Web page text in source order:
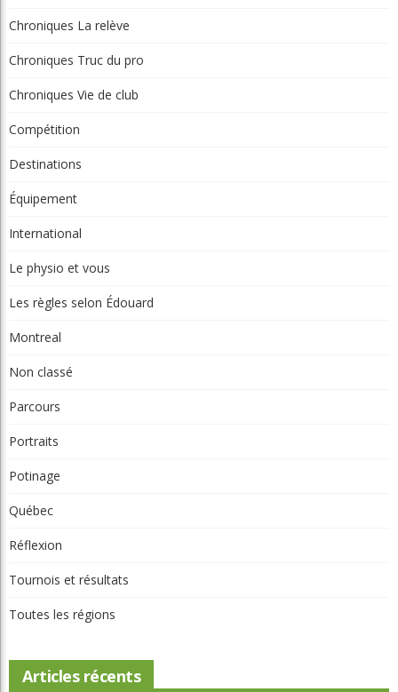
Chroniques La relève
Chroniques Truc du pro
Chroniques Vie de club
Compétition
Destinations
Équipement
International
Le physio et vous
Les règles selon Édouard
Montreal
Non classé
Parcours
Portraits
Potinage
Québec
Réflexion
Tournois et résultats
Toutes les régions
Articles récents